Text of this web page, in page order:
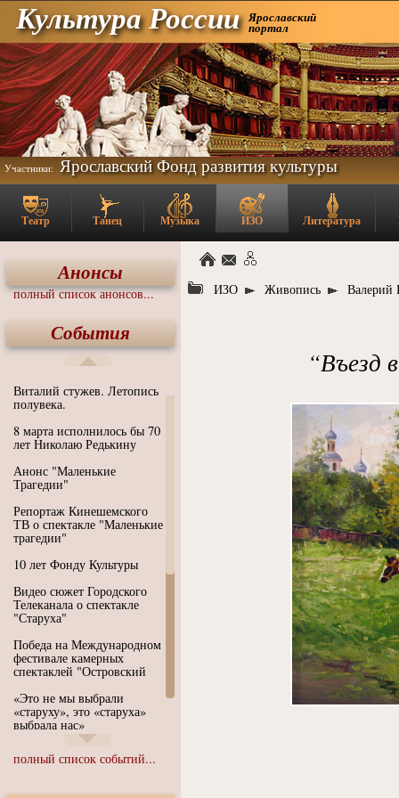
Культура России Ярославский
портал
Участники: Ярославский Фонд развития культуры
Театр Танец Музыка ИЗО Литература
Анонсы
полный список анонсов...
События
Виталий стужев. Летопись
полувека.
8 марта исполнилось бы 70
лет Николаю Редькину
Анонс "Маленькие
Трагедии"
Репортаж Кинешемского
ТВ о спектакле "Маленькие
трагедии"
10 лет Фонду Культуры
Видео сюжет Городского
Телеканала о спектакле
"Старуха"
Победа на Международном
фестивале камерных
спектаклей "Островский
«Это не мы выбрали
«старуху», это «старуха»
выбрала нас»
Иммерсивный спектакль
"Язык чистого полета
полный список событий...
ИЗО Живопись Валерий
“Въезд